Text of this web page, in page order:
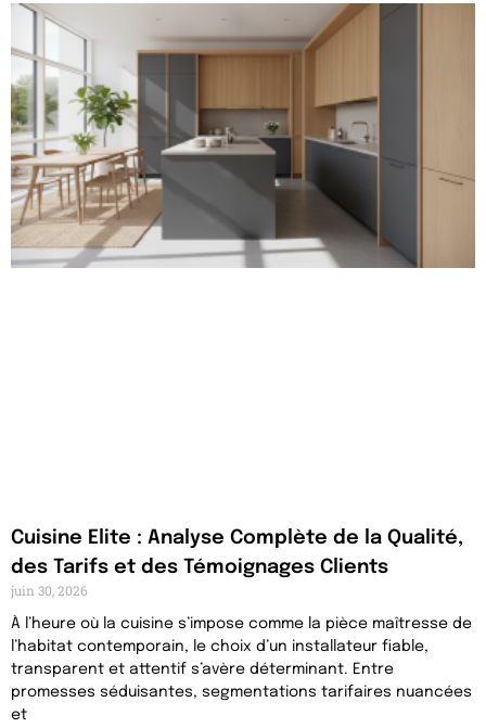
Cuisine Elite : Analyse Complète de la Qualité,
des Tarifs et des Témoignages Clients
juin 30, 2026
À l’heure où la cuisine s’impose comme la pièce maîtresse de
l’habitat contemporain, le choix d’un installateur fiable,
transparent et attentif s’avère déterminant. Entre
promesses séduisantes, segmentations tarifaires nuancées
et